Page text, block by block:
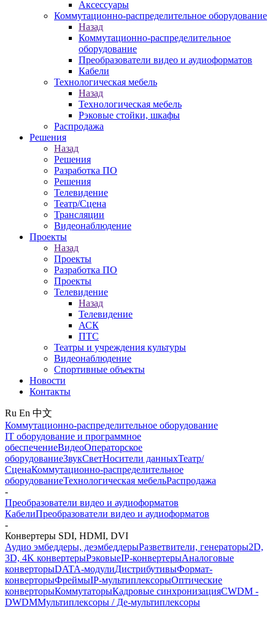
Аксессуары
Коммутационно-распределительное оборудование
Назад
Коммутационно-распределительное
оборудование
Преобразователи видео и аудиоформатов
Кабели
Технологическая мебель
Назад
Технологическая мебель
Рэковые стойки, шкафы
Распродажа
Решения
Назад
Решения
Разработка ПО
Решения
Телевидение
Театр/Сцена
Трансляции
Видеонаблюдение
Проекты
Назад
Проекты
Разработка ПО
Проекты
Телевидение
Назад
Телевидение
АСК
ПТС
Театры и учреждения культуры
Видеонаблюдение
Спортивные объекты
Новости
Контакты
Ru En 中文
Коммутационно-распределительное оборудование
IT оборудование и программное
обеспечениеВидеоОператорское
оборудованиеЗвукСветНосители данныхТеатр/
СценаКоммутационно-распределительное
оборудованиеТехнологическая мебельРаспродажа
-
Преобразователи видео и аудиоформатов
КабелиПреобразователи видео и аудиоформатов
-
Конвертеры SDI, HDMI, DVI
Аудио эмбеддеры, деэмбеддерыРазветвители, генераторы2D,
3D, 4K конвертерыРэковыеIP-конвертерыАналоговые
конверторыDATA-модулиДистрибутивыФормат-
конверторыФреймыIP-мультиплексорыОптические
конверторыКоммутаторыКадровые синхронизацияCWDM -
DWDMМультиплексоры / Де-мультиплексоры